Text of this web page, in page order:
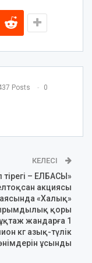
Posts 0
КЕЛЕСІ
тірегі – ЕЛБАСЫ»
акциясы
аясында «Халық»
қоры
жандарға 1
кг азық-түлік
ұсынды